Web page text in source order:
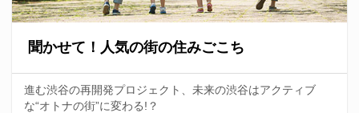
聞かせて！人気の街の住みごこち
進む渋谷の再開発プロジェクト、未来の渋谷はアクティブ
な“オトナの街”に変わる!？